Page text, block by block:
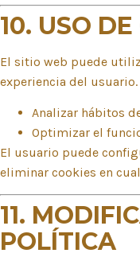
10. USO
El sitio web puede
experiencia del
Analizar hábitos
Optimizar el
El usuario puede
eliminar cookies en
11.
POLÍTICA